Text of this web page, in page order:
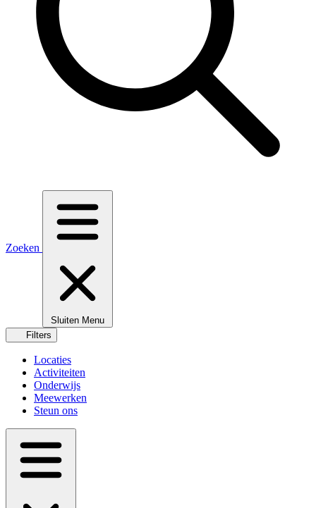
Zoeken
Sluiten Menu
Filters
Locaties
Activiteiten
Onderwijs
Meewerken
Steun ons